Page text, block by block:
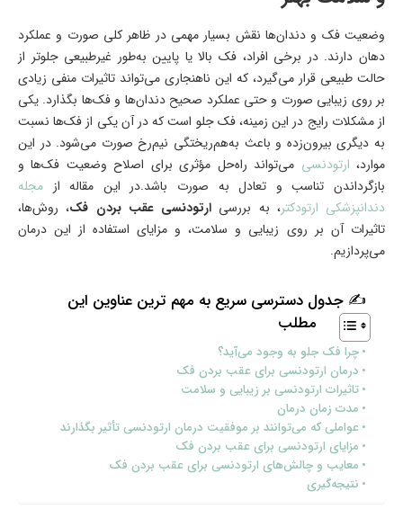
وضعیت فک و دندان‌ها نقش بسیار مهمی در ظاهر کلی صورت و عملکرد
دهان دارند. در برخی افراد، فک بالا یا پایین به‌طور غیرطبیعی جلوتر از
حالت طبیعی قرار می‌گیرد، که این ناهنجاری می‌تواند تاثیرات منفی زیادی
بر روی زیبایی صورت و حتی عملکرد صحیح دندان‌ها و فک‌ها بگذارد. یکی
از مشکلات رایج در این زمینه، فک جلو است که در آن یکی از فک‌ها نسبت
به دیگری بیرون‌زده و باعث به‌هم‌ریختگی نیم‌رخ صورت می‌شود. در این
موارد، ارتودنسی می‌تواند راه‌حل مؤثری برای اصلاح وضعیت فک‌ها و
بازگرداندن تناسب و تعادل به صورت باشد.در این مقاله از مجله
دندانپزشکی ارتودکتر، به بررسی ارتودنسی عقب بردن فک، روش‌ها،
تاثیرات آن بر روی زیبایی و سلامت، و مزایای استفاده از این درمان
می‌پردازیم.
✍ جدول دسترسی سریع به مهم ترین عناوین این
مطلب
چرا فک جلو به وجود می‌آید؟
درمان ارتودنسی برای عقب بردن فک
تاثیرات ارتودنسی بر زیبایی و سلامت
مدت زمان درمان
عواملی که می‌توانند بر موفقیت درمان ارتودنسی تأثیر بگذارند
مزایای ارتودنسی برای عقب بردن فک
معایب و چالش‌های ارتودنسی برای عقب بردن فک
نتیجه‌گیری